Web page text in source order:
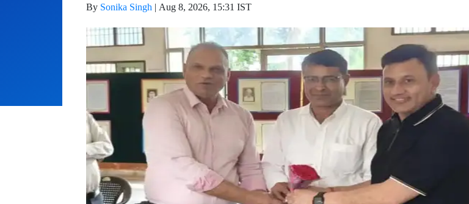
By Sonika Singh | Aug 8, 2026, 15:31 IST